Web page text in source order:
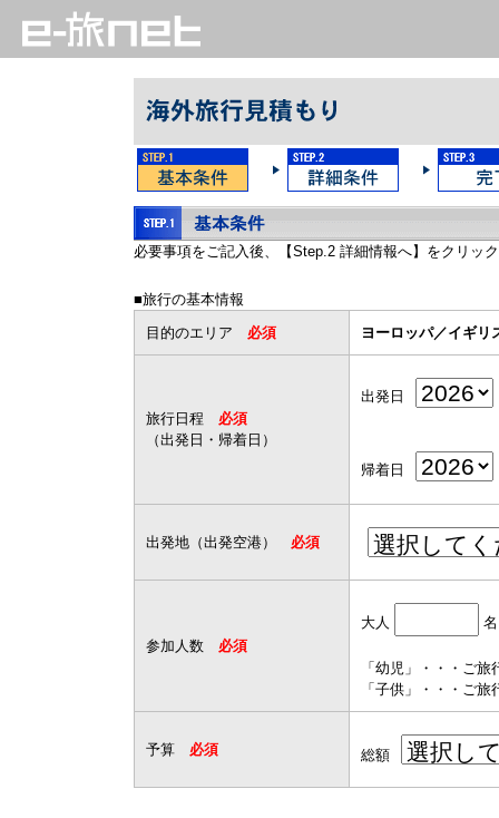
必要事項をご記入後、【Step.2 詳細情報へ】をクリッ
■旅行の基本情報
目的のエリア 必須 ヨーロッパ／イギリ
旅行日程 必須
（出発日・帰着日）
出発日
帰着日
出発地（出発空港） 必須
参加人数 必須
大人
「幼児」・・・ご
「子供」・・・ご
予算 必須 総額